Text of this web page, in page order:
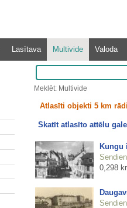
Lasītava Multivide Valoda
Meklēt: Multivide
Atlasīti objekti 5 km
Skatīt atlasīto attēlu
Kungu
0,298